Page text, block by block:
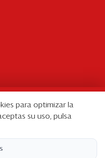
para optimizar la
su uso, pulsa